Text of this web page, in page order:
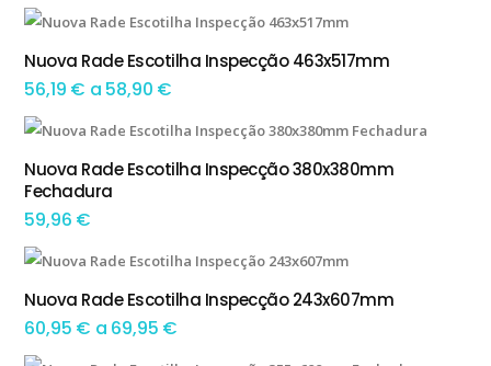
range:
47,90 €
54,59 €
TEM OPÇÕES
Nuova Rade Escotilha Inspecção 463x517mm
56,19 € a 58,90 €
range:
56,19 €
ADICIONAR
Nuova Rade Escotilha Inspecção 380x380mm
Fechadura
59,96 €
TEM OPÇÕES
Nuova Rade Escotilha Inspecção 243x607mm
60,95 € a 69,95 €